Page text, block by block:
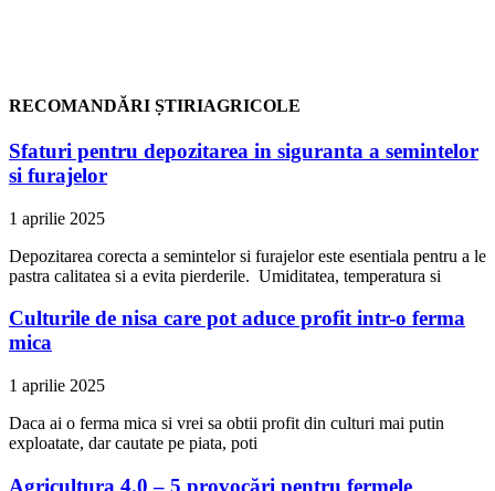
RECOMANDĂRI ȘTIRIAGRICOLE
Sfaturi pentru depozitarea in siguranta a semintelor
si furajelor
1 aprilie 2025
Depozitarea corecta a semintelor si furajelor este esentiala pentru a le
pastra calitatea si a evita pierderile. Umiditatea, temperatura si
Culturile de nisa care pot aduce profit intr-o ferma
mica
1 aprilie 2025
Daca ai o ferma mica si vrei sa obtii profit din culturi mai putin
exploatate, dar cautate pe piata, poti
Agricultura 4.0 – 5 provocări pentru fermele